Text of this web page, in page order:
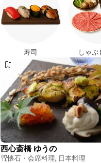
寿司 しゃ
西心斎橋 ゆうの
懐石・会席料理, 日本料理